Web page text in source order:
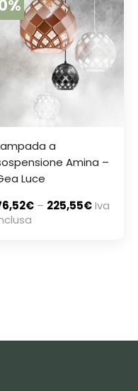
a
Amina –
Luce
€ – 225,55€Iva